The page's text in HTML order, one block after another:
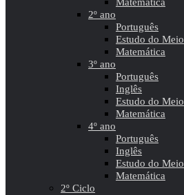
2º ano
Português
Estudo do Meio
Matemática
3º ano
Português
Inglês
Estudo do Meio
Matemática
4º ano
Português
Inglês
Estudo do Meio
Matemática
2º Ciclo